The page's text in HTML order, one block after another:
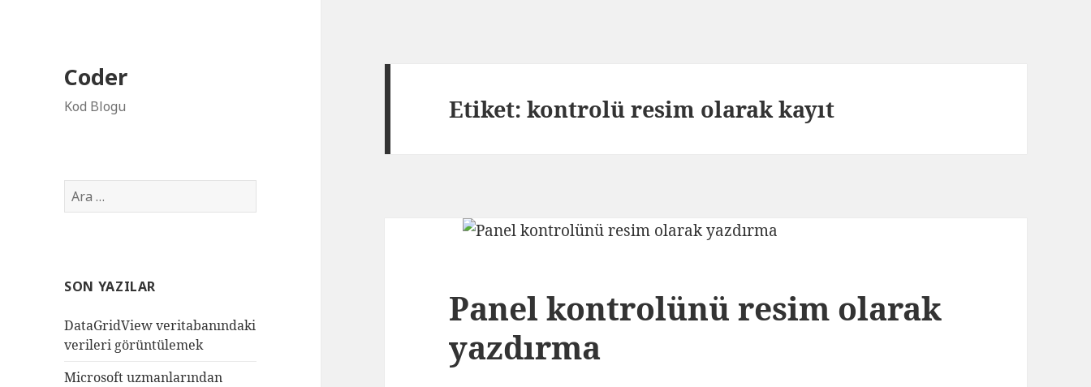
Coder
Kod Blogu
Arama:
SON YAZILAR
DataGridView veritabanındaki
verileri görüntülemek
Microsoft uzmanlarından
Etiket:kontrolü resim olarak kayıt
Panel kontrolünü resim olarak
yazdırma